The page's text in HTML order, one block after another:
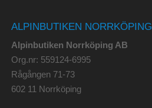
ALPINBUTIKEN NORRKÖPING
Alpinbutiken Norrköping AB
Org.nr: 559124-6995
Rågången 71-73
602 11 Norrköping